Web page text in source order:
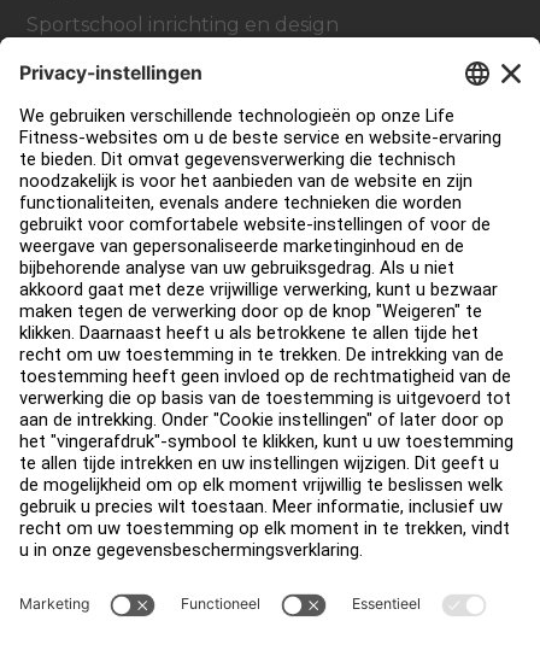
Sportschool inrichting en design
Service Hub
Over
Vind een distributeur
Zoek een Winkel
Legaal
Toegankelijkheid
Carrière
Aanmelden bij Facility Connect